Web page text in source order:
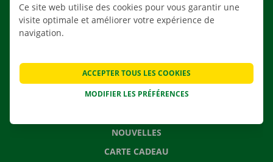
APPLI
CONTACTEZ NOUS
NOUVELLES
CARTE CADEAU
Ce site web utilise des cookies pour vous garantir une
visite optimale et améliorer votre expérience de
navigation.
MODIFIER LES PRÉFÉRENCES
ACCEPTER TOUS LES COOKIES